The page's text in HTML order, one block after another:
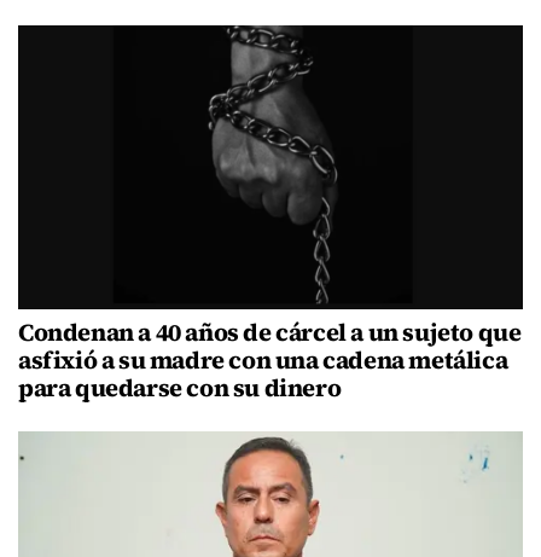
Condenan a 40 años de cárcel a un sujeto que
asfixió a su madre con una cadena metálica
para quedarse con su dinero